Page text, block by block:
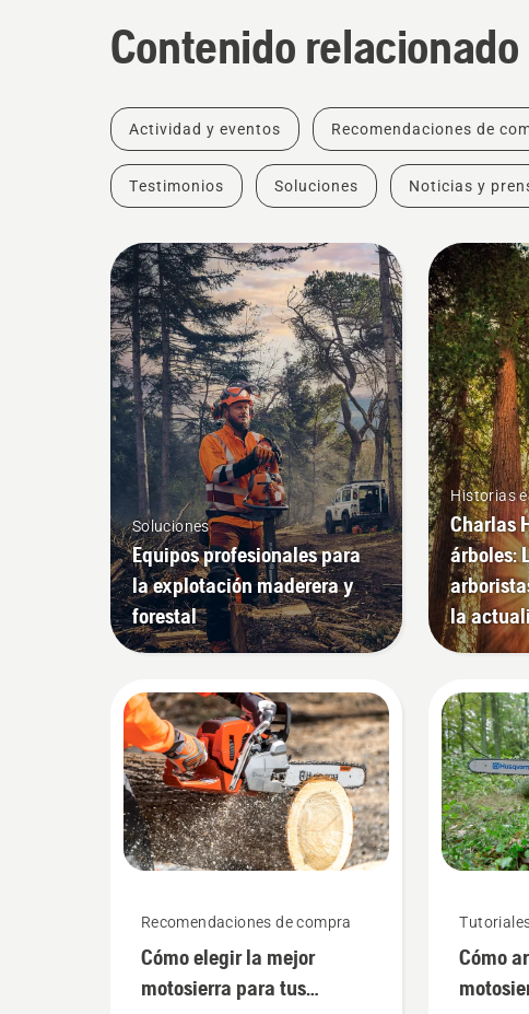
Contenido relacionado
Actividad y eventos Recomendaciones de
Testimonios Soluciones Noticias y
Soluciones
Equipos profesionales para
la explotación maderera y
forestal
Recomendaciones de compra
Cómo elegir la mejor
motosierra para tus
Historias
Charlas
árboles:
la
Cómo